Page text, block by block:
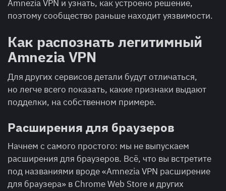
Amnezia VPN и узнать, как устроено решение,
поэтому сообщество раньше находит уязвимости.
Как распознать легитимный
Amnezia VPN
Для других сервисов детали будут отличаться,
но легче всего показать, какие признаки выдают
подделки, на собственном примере.
Расширения для браузеров
Начнем с самого простого: мы не выпускаем
расширения для браузеров. Всё, что вы встретите
под названиями вроде «Amnezia VPN расширение
для браузера» в Chrome Web Store и других